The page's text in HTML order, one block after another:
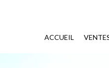
ACCUEIL